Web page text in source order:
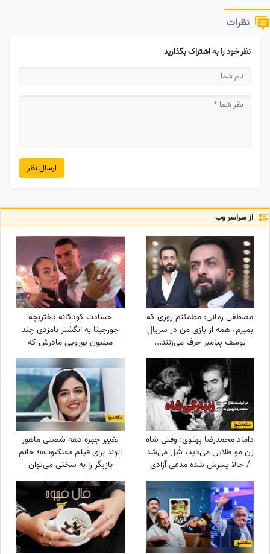
نظرات
نظر خود را به اشتراک بگذارید
ارسال نظر
از سراسر وب
مصطفی زمانی: مطمئنم روزی که
بمیرم، همه از بازی من در سریال
یوسف پیامبر حرف می‌زنند...
+ویدیو
حسادت کودکانه دختربچه
جورجینا به انگشتر نامزدی چند
میلیون یورویی مادرش که
رونالدو به او هدیه داده بود!
داماد محمدرضا پهلوی: وقتی شاه
زن مو طلایی می‌دید، شُل می‌شد
/ حالا پسرش شده مدعی آزادی
زنان!!!
تغییر چهره دهه شصتی ماهور
الوند برای فیلم «عنکبوت»؛ خانم
بازیگر را به سختی می‌توان
شناخت + عکس